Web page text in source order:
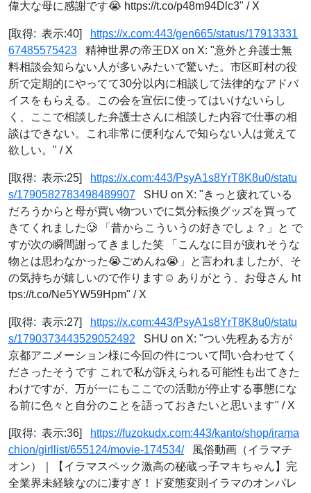
偉大な母に感謝です😭 https://t.co/p48m94Dlc3" / X
[取得: 表示:40]
https://x.com:443/gen665/status/17913331
67485575423 精神世界の帝王DX on X: "意外と弁護士無
料相談会知らない人が多いみたいで驚いた。市区町村の役
所で定期的にやってて30分以内に相談して法律的なアドバ
イスをもらえる。この会を宣伝に使ってはいけないらし
く、ここで相談した弁護士さんに相談した内容で仕事の相
談はできない。これ非常に便利なんで知らない人は覚えて
欲しい。" / X
[取得: 表示:25]
https://x.com:443/PsyA1s8YrT8K8u0/statu
s/1790582783498489907 SHU on X: "きっと疲れている
だろうからと母が買い物ついでに気分転換グッズを買って
きてくれました🥲 「昔からこういうの好きでしょ？」と で
すが次の瞬間謝ってきました笑 「こんなに目が疲れそうな
物とは思わなかった😭ごめんね😭」と言われましたが、そ
の気持ちが嬉しいので作ります☺️ ありがとう、お母さん ht
tps://t.co/Ne5YW59Hpm" / X
[取得: 表示:27]
https://x.com:443/PsyA1s8YrT8K8u0/statu
s/1790373443529052492 SHU on X: "つい先程ある方が
京都アニメーション様に今回の件について問い合わせてく
ださったそうです これで私が訴えられる可能性も出てきた
わけですが、万が一にもここでの活動が停止する事態にな
る前に色々と自分のことを語っておきたいと思います" / X
[取得: 表示:36]
https://fuzokudx.com:443/kanto/shop/irama
chion/girllist/655124/movie-174534/風俗動画（イラマチ
オン）｜【イラマスペック激高の秘蔵っ子マキちゃん】完
全業界未経験なのに凄すぎ！ド変態変則イラマのオンパレ